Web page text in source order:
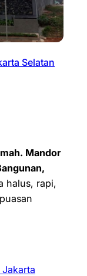
Selatan
Mandor
halus, rapi,